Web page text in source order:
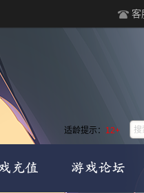
客
适龄提示： 12+